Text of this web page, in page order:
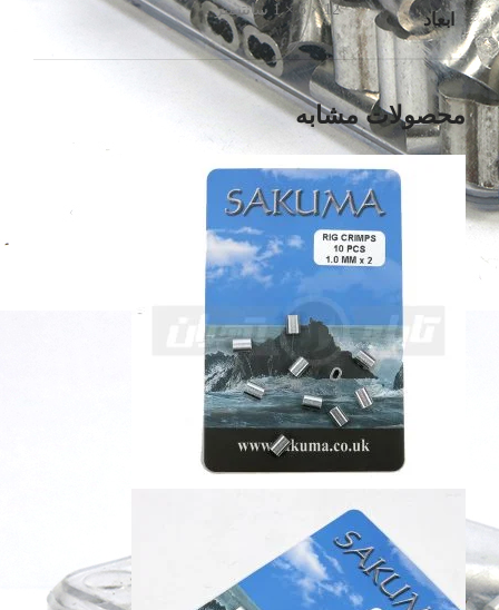
ابعاد
12 × 6 × 1 سانتیمتر
محصولات مشابه